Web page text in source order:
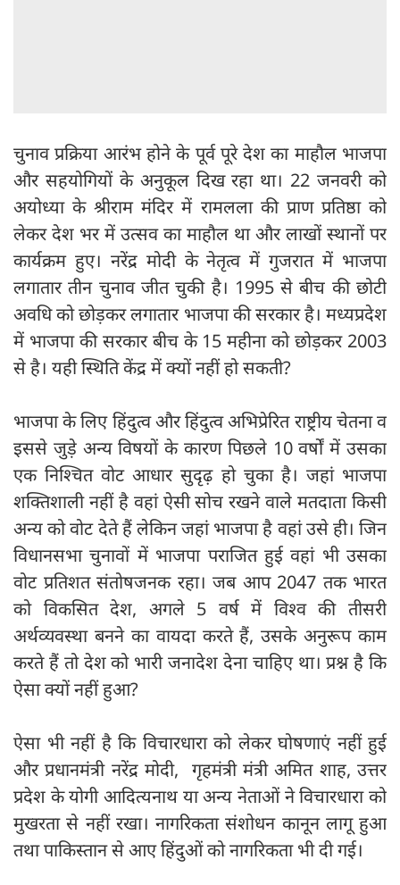
चुनाव प्रक्रिया आरंभ होने के पूर्व पूरे देश का माहौल भाजपा
और सहयोगियों के अनुकूल दिख रहा था। 22 जनवरी को
अयोध्या के श्रीराम मंदिर में रामलला की प्राण प्रतिष्ठा को
लेकर देश भर में उत्सव का माहौल था और लाखों स्थानों पर
कार्यक्रम हुए। नरेंद्र मोदी के नेतृत्व में गुजरात में भाजपा
लगातार तीन चुनाव जीत चुकी है। 1995 से बीच की छोटी
अवधि को छोड़कर लगातार भाजपा की सरकार है। मध्यप्रदेश
में भाजपा की सरकार बीच के 15 महीना को छोड़कर 2003
से है। यही स्थिति केंद्र में क्यों नहीं हो सकती?
भाजपा के लिए हिंदुत्व और हिंदुत्व अभिप्रेरित राष्ट्रीय चेतना व
इससे जुड़े अन्य विषयों के कारण पिछले 10 वर्षों में उसका
एक निश्चित वोट आधार सुदृढ़ हो चुका है। जहां भाजपा
शक्तिशाली नहीं है वहां ऐसी सोच रखने वाले मतदाता किसी
अन्य को वोट देते हैं लेकिन जहां भाजपा है वहां उसे ही। जिन
विधानसभा चुनावों में भाजपा पराजित हुई वहां भी उसका
वोट प्रतिशत संतोषजनक रहा। जब आप 2047 तक भारत
को विकसित देश, अगले 5 वर्ष में विश्व की तीसरी
अर्थव्यवस्था बनने का वायदा करते हैं, उसके अनुरूप काम
करते हैं तो देश को भारी जनादेश देना चाहिए था। प्रश्न है कि
ऐसा क्यों नहीं हुआ?
ऐसा भी नहीं है कि विचारधारा को लेकर घोषणाएं नहीं हुई
और प्रधानमंत्री नरेंद्र मोदी, गृहमंत्री मंत्री अमित शाह, उत्तर
प्रदेश के योगी आदित्यनाथ या अन्य नेताओं ने विचारधारा को
मुखरता से नहीं रखा। नागरिकता संशोधन कानून लागू हुआ
तथा पाकिस्तान से आए हिंदुओं को नागरिकता भी दी गई।